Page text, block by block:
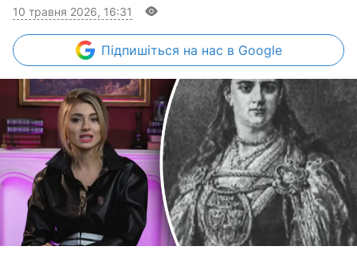
10 травня 2026, 16:31
Підпишіться на нас в Google